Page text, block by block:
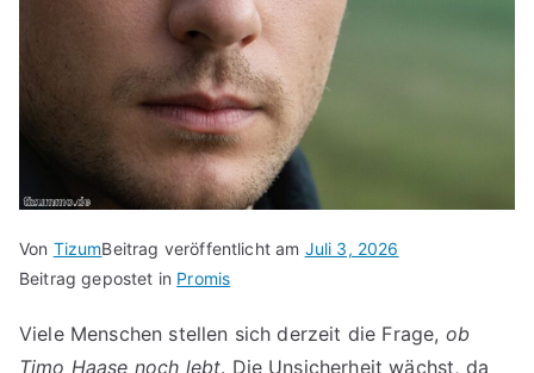
Von TizumBeitrag veröffentlicht am Juli 3, 2026
Beitrag gepostet in Promis
Viele Menschen stellen sich derzeit die Frage, ob
Timo Haase noch lebt. Die Unsicherheit wächst, da